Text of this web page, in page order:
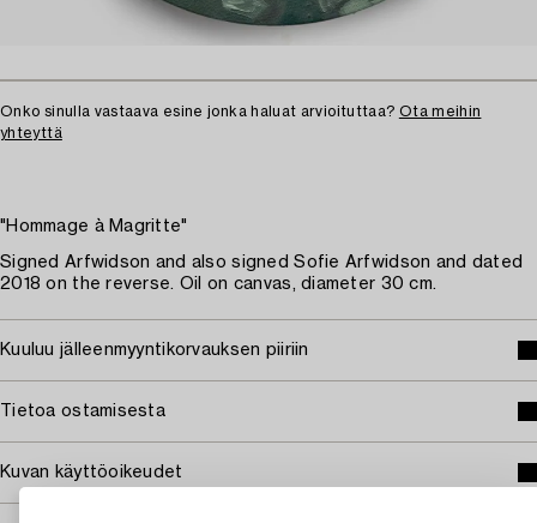
Onko sinulla vastaava esine jonka haluat arvioituttaa? Ota meihin
yhteyttä
"Hommage à Magritte"
Signed Arfwidson and also signed Sofie Arfwidson and dated
2018 on the reverse. Oil on canvas, diameter 30 cm.
Kuuluu jälleenmyyntikorvauksen piiriin
Tietoa ostamisesta
Kuvan käyttöoikeudet